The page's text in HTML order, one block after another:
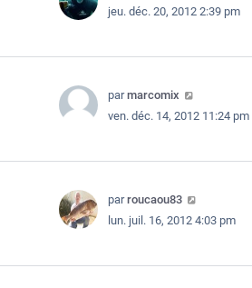
jeu. déc. 20, 2012 2:39 pm
parmarcomix
ven. déc. 14, 2012 11:24 pm
parroucaou83
lun. juil. 16, 2012 4:03 pm